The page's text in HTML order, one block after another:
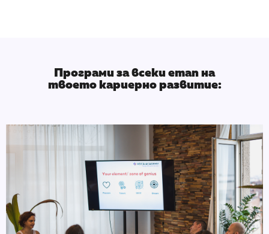
Програми за всеки етап на
твоето кариерно развитие: